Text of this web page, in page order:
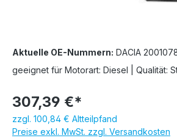
Aktuelle OE-Nummern: DACIA
geeignet für Motorart: Diesel | Qualität:
307,39 €*
zzgl. 100,84 € Altteilpfand
Preise exkl. MwSt. zzgl. Versandkosten